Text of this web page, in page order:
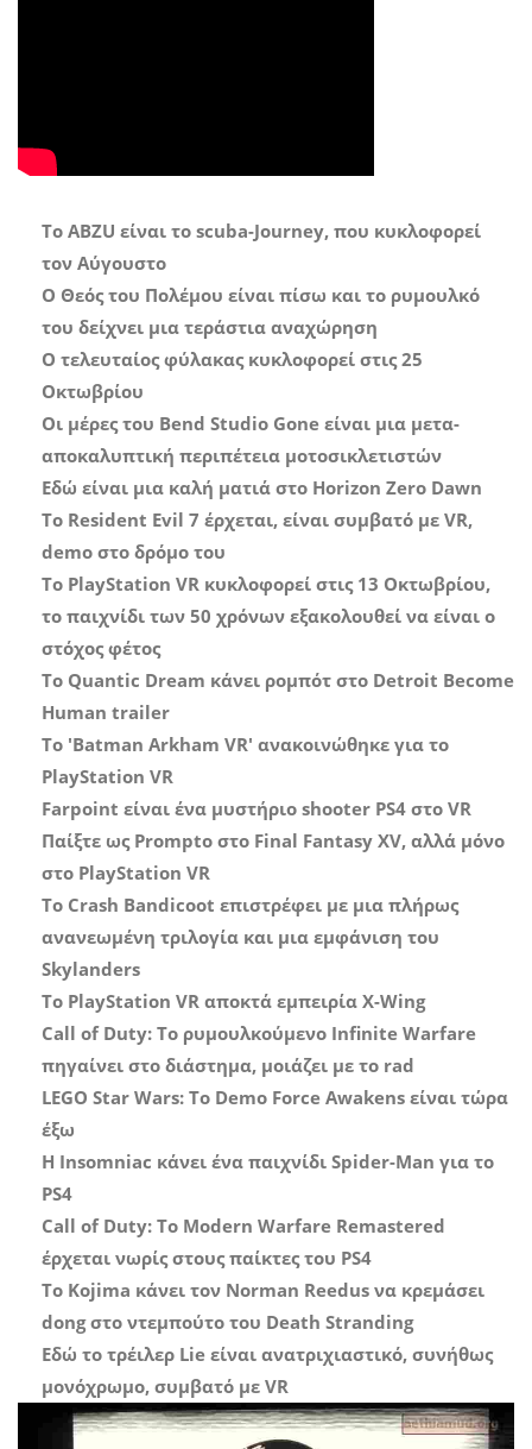
Το ABZU είναι το scuba-Journey, που κυκλοφορεί
τον Αύγουστο
Ο Θεός του Πολέμου είναι πίσω και το ρυμουλκό
του δείχνει μια τεράστια αναχώρηση
Ο τελευταίος φύλακας κυκλοφορεί στις 25
Οκτωβρίου
Οι μέρες του Bend Studio Gone είναι μια μετα-
αποκαλυπτική περιπέτεια μοτοσικλετιστών
Εδώ είναι μια καλή ματιά στο Horizon Zero Dawn
Το Resident Evil 7 έρχεται, είναι συμβατό με VR,
demo στο δρόμο του
Το PlayStation VR κυκλοφορεί στις 13 Οκτωβρίου,
το παιχνίδι των 50 χρόνων εξακολουθεί να είναι ο
στόχος φέτος
Το Quantic Dream κάνει ρομπότ στο Detroit Become
Human trailer
Το 'Batman Arkham VR' ανακοινώθηκε για το
PlayStation VR
Farpoint είναι ένα μυστήριο shooter PS4 στο VR
Παίξτε ως Prompto στο Final Fantasy XV, αλλά μόνο
στο PlayStation VR
Το Crash Bandicoot επιστρέφει με μια πλήρως
ανανεωμένη τριλογία και μια εμφάνιση του
Skylanders
Το PlayStation VR αποκτά εμπειρία X-Wing
Call of Duty: Το ρυμουλκούμενο Infinite Warfare
πηγαίνει στο διάστημα, μοιάζει με το rad
LEGO Star Wars: Το Demo Force Awakens είναι τώρα
έξω
Η Insomniac κάνει ένα παιχνίδι Spider-Man για το
PS4
Call of Duty: Το Modern Warfare Remastered
έρχεται νωρίς στους παίκτες του PS4
Το Kojima κάνει τον Norman Reedus να κρεμάσει
dong στο ντεμπούτο του Death Stranding
Εδώ το τρέιλερ Lie είναι ανατριχιαστικό, συνήθως
μονόχρωμο, συμβατό με VR